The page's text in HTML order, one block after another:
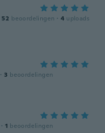
52 beoordelingen · 4 uploads
· 3 beoordelingen
· 1 beoordelingen